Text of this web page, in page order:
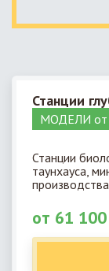
Станции
МОДЕЛИ от
Станции
таунхауса,
от 61